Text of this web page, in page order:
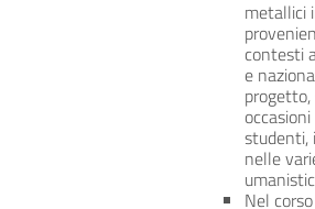
metallici
contesti
e
studenti,
nelle
Nel